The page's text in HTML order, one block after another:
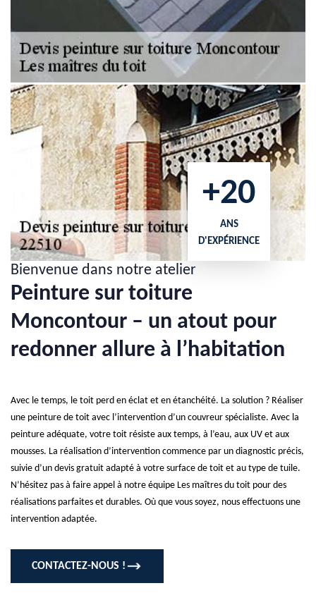
+20
ANS
D'EXPÉRIENCE
Bienvenue dans notre atelier
Peinture sur toiture
Moncontour – un atout pour
redonner allure à l’habitation
Avec le temps, le toit perd en éclat et en étanchéité. La solution ? Réaliser
une peinture de toit avec l’intervention d’un couvreur spécialiste. Avec la
peinture adéquate, votre toit résiste aux temps, à l’eau, aux UV et aux
mousses. La réalisation d’intervention commence par un diagnostic précis,
suivie d’un devis gratuit adapté à votre surface de toit et au type de tuile.
N’hésitez pas à faire appel à notre équipe Les maîtres du toit pour des
réalisations parfaites et durables. Où que vous soyez, nous effectuons une
intervention adaptée.
CONTACTEZ-NOUS !